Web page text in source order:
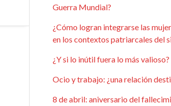
Guerra Mundial?
¿Cómo logran integrarse las
en los contextos patriarcales del
¿Y si lo inútil fuera lo más valioso?
Ocio y trabajo: ¿una relación
8 de abril: aniversario del